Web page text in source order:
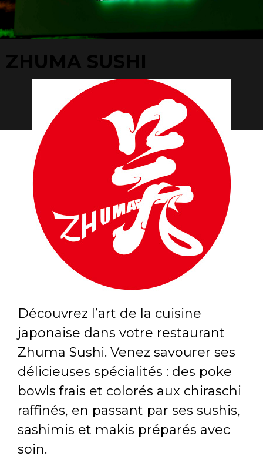
ZHUMA SUSHI
Découvrez l’art de la cuisine
japonaise dans votre restaurant
Zhuma Sushi. Venez savourer ses
délicieuses spécialités : des poke
bowls frais et colorés aux chiraschi
raffinés, en passant par ses sushis,
sashimis et makis préparés avec
soin.